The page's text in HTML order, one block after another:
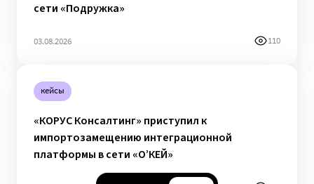
сети «Подружка»
03.08.2026 110
кейсы
«КОРУС Консалтинг» приступил к
импортозамещению интеграционной
платформы в сети «О’КЕЙ»